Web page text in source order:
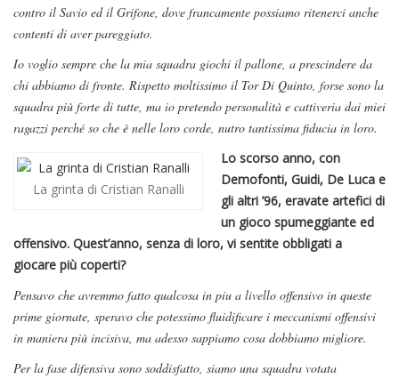
contro il Savio ed il Grifone, dove francamente possiamo ritenerci anche
contenti di aver pareggiato.
Io voglio sempre che la mia squadra giochi il pallone, a prescindere da
chi abbiamo di fronte. Rispetto moltissimo il Tor Di Quinto, forse sono la
squadra più forte di tutte, ma io pretendo personalità e cattiveria dai miei
ragazzi perché so che è nelle loro corde, nutro tantissima fiducia in loro.
La grinta di Cristian Ranalli
Lo scorso anno, con
Demofonti, Guidi, De Luca e
gli altri ’96, eravate artefici di
un gioco spumeggiante ed
offensivo. Quest’anno, senza di loro, vi sentite obbligati a
giocare più coperti?
Pensavo che avremmo fatto qualcosa in piu a livello offensivo in queste
prime giornate, speravo che potessimo fluidificare i meccanismi offensivi
in maniera più incisiva, ma adesso sappiamo cosa dobbiamo migliore.
Per la fase difensiva sono soddisfatto, siamo una squadra votata